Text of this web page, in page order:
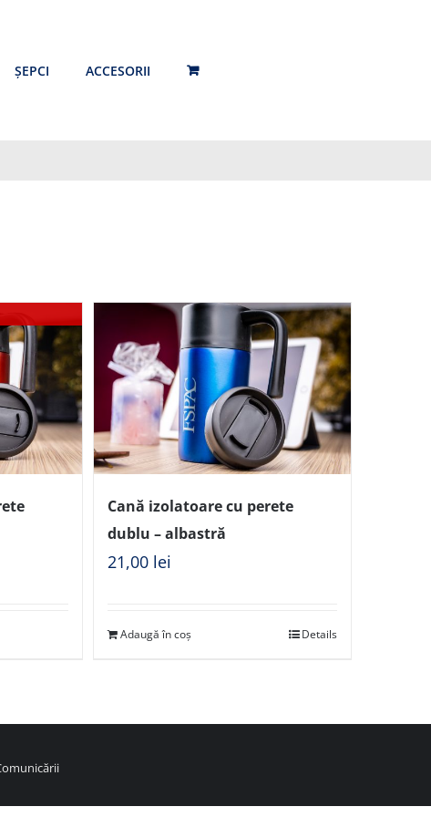
ȘEPCI ACCESORII
Cană izolatoare cu perete
dublu – albastră
21,00 lei
Adaugă în coș Details